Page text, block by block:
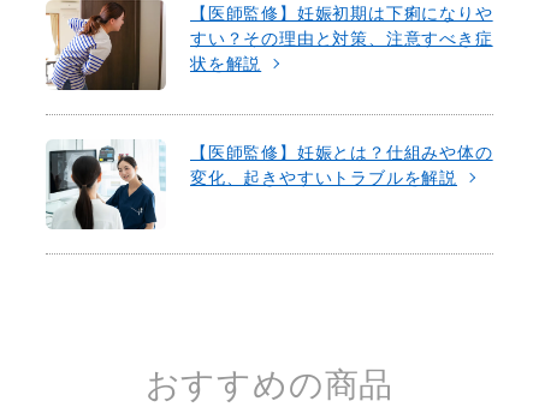
【医師監修】妊娠初期は下痢になりや
すい？その理由と対策、注意すべき症
状を解説
【医師監修】妊娠とは？仕組みや体の
変化、起きやすいトラブルを解説
おすすめの商品